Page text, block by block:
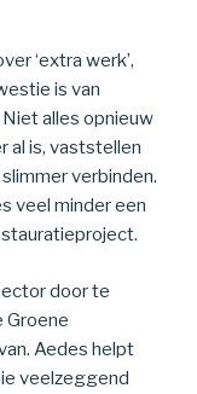
‘extra werk’,
is van
Niet alles opnieuw
al is, vaststellen
verbinden.
veel minder een
door te
Groene
Aedes helpt
veelzeggend